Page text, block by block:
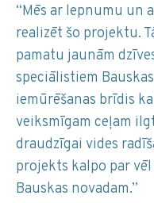
“Mēs ar lepnumu un
realizēt šo projektu.
pamatu jaunām
speciālistiem
iemūrēšanas brīdis
veiksmīgam ceļam
draudzīgai vides
projekts kalpo par
Bauskas novadam.”